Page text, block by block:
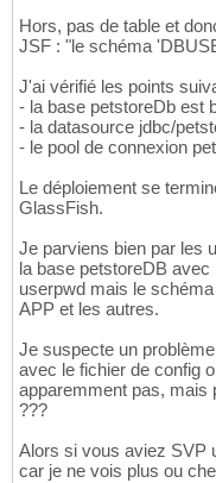
Hors, pas de table et
JSF : "le schéma
J'ai vérifié les points
- la base petstoreDb est
- la datasource jdbc/
- le pool de connexion
Le déploiement se
GlassFish.
Je parviens bien par les
la base petstoreDB
userpwd mais le
APP et les autres.
Je suspecte un
avec le fichier de config
apparemment pas, mais
???
Alors si vous aviez SVP
car je ne vois plus ou